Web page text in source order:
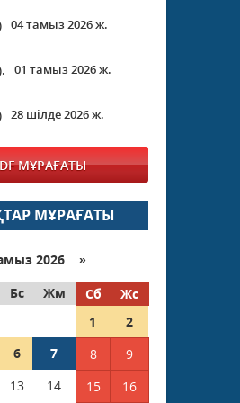
04 тамыз 2026 ж.
01 тамыз 2026 ж.
28 шілде 2026 ж.
МҰРАҒАТЫ
МҰРАҒАТЫ
2026 »
Бс Жм Сб
Жс
1
2
6 7 8
9
13 14 15 16